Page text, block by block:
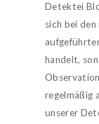
Detektei
sich bei
handelt,
regelmäßig
unserer